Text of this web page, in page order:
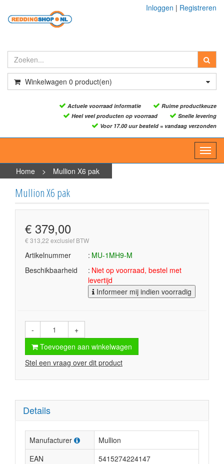
Inloggen | Registreren
Winkelwagen 0 product(en)
Actuele voorraad informatie
Ruime productkeuze
Heel veel producten op voorraad
Snelle levering
Voor 17.00 uur besteld = vandaag verzonden
Home
> Mullion X6 pak
Mullion X6 pak
€ 379,00
€ 313,22 exclusief BTW
Artikelnummer
MU-1MH9-M
Beschikbaarheid
Niet op voorraad, bestel met
levertijd
Informeer mij indien voorradig
-
+
Toevoegen aan winkelwagen
Stel een vraag over dit product
Details
Manufacturer
Mullion
EAN
5415274224147